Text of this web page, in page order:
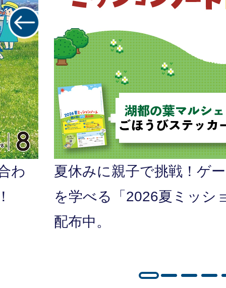
わ
イ
ド
夏休みに親子で挑戦！ゲ
を学べる「2026夏ミッシ
配布中。